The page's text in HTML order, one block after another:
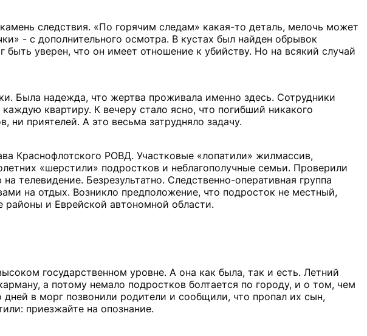
следствия. «По горячим следам» какая-то деталь, мелочь может
- с дополнительного осмотра. В кустах был найден обрывок
уверен, что он имеет отношение к убийству. Но на всякий случай
Была надежда, что жертва проживала именно здесь. Сотрудники
квартиру. К вечеру стало ясно, что погибший никакого
приятелей. А это весьма затрудняло задачу.
Краснофлотского РОВД. Участковые «лопатили» жилмассив,
«шерстили» подростков и неблагополучные семьи. Проверили
телевидение. Безрезультатно. Следственно-оперативная группа
на отдых. Возникло предположение, что подросток не местный,
районы и Еврейской автономной области.
государственном уровне. А она как была, так и есть. Летний
а потому немало подростков болтается по городу, и о том, чем
дней в морг позвонили родители и сообщили, что пропал их сын,
приезжайте на опознание.